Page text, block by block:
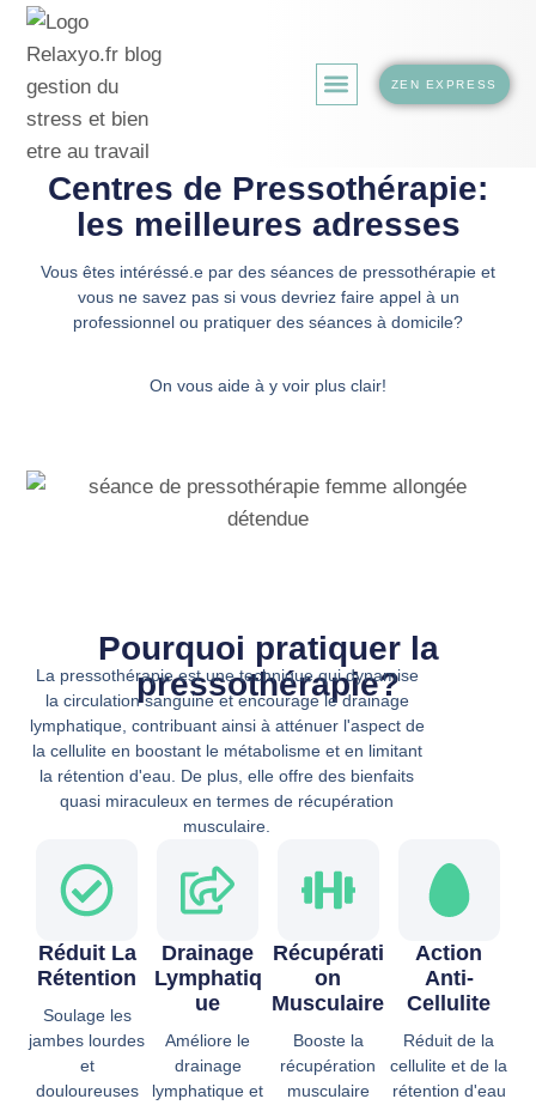
ZEN EXPRESS
Centres de Pressothérapie:
les meilleures adresses
Vous êtes intéréssé.e par des séances de pressothérapie et
vous ne savez pas si vous devriez faire appel à un
professionnel ou pratiquer des séances à domicile?
On vous aide à y voir plus clair!
Pourquoi pratiquer la
pressothérapie?
La pressothérapie est une technique qui dynamise
la circulation sanguine et encourage le drainage
lymphatique, contribuant ainsi à atténuer l'aspect de
la cellulite en boostant le métabolisme et en limitant
la rétention d'eau. De plus, elle offre des bienfaits
quasi miraculeux en termes de récupération
musculaire.
Réduit La
Rétention
Soulage les
jambes lourdes
et
douloureuses
Drainage
Lymphatiq
Ue
Améliore le
drainage
lymphatique et
Récupérati
On
Musculaire
Booste la
récupération
musculaire
Action
Anti-
Cellulite
Réduit de la
cellulite et de la
rétention d'eau